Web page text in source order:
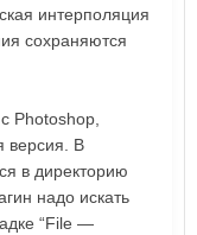
интерполяция
сохраняются
Photoshop,
версия. В
в директорию
надо искать
“File —